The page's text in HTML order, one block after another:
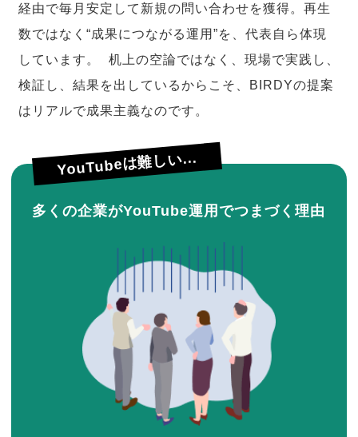
経由で毎月安定して新規の問い合わせを獲得。再生
数ではなく“成果につながる運用”を、代表自ら体現
しています。 机上の空論ではなく、現場で実践し、
検証し、結果を出しているからこそ、BIRDYの提案
はリアルで成果主義なのです。
YouTubeは難しい...
多くの企業がYouTube運用でつまづく理由